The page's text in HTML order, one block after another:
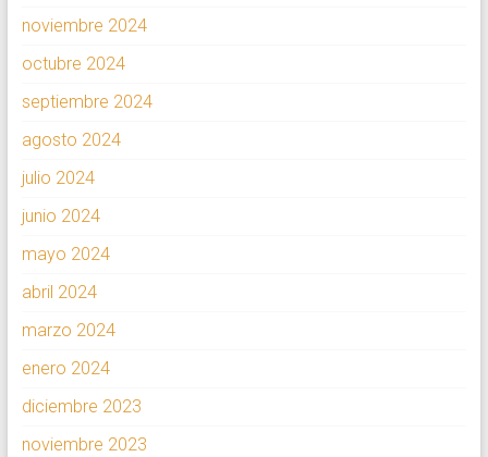
noviembre 2024
octubre 2024
septiembre 2024
agosto 2024
julio 2024
junio 2024
mayo 2024
abril 2024
marzo 2024
enero 2024
diciembre 2023
noviembre 2023